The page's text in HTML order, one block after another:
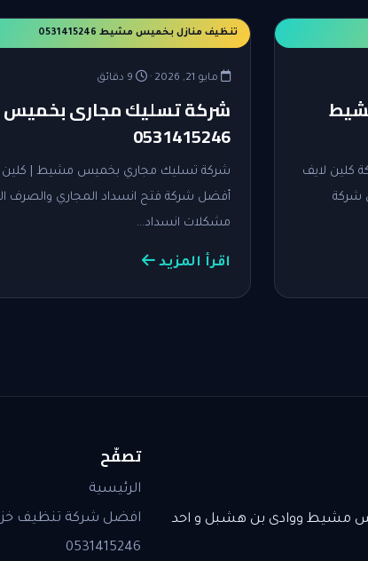
كلين لايف
شركة
تنظيف منازل بخميس مشيط 0531415246
مايو 21, 2026 ·
شركة تسليك مجارى
0531415246
شركة تسليك مجاري بخميس مشيط | كلين
أفضل شركة فتح انسداد المجاري والصرف
مشكلات انسداد…
اقرأ المزيد
مشيط ووادى بن هشبل و احد
تصفّح
الرئيسية
افضل شركة تنظيف
0531415246